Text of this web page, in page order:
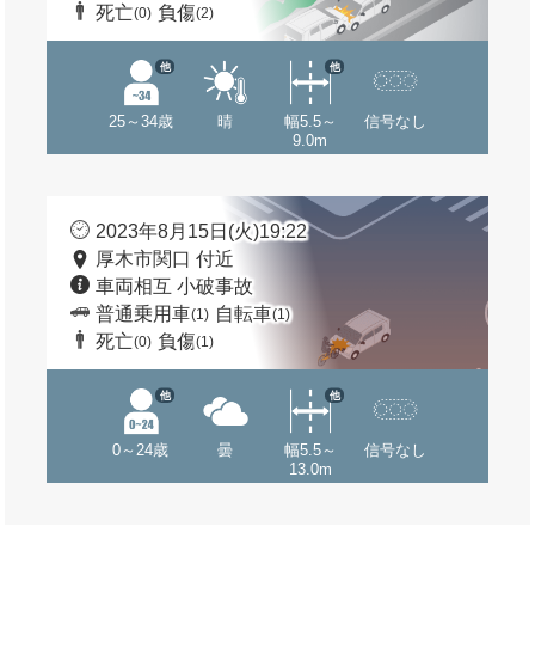
死亡(0) 負傷(2)
25～34歳
他
晴
幅5.5～
9.0m
他
信号なし
2023年8月15日(火)19:22
厚木市関口 付近
車両相互 小破事故
普通乗用車(1) 自転車(1)
死亡(0) 負傷(1)
0～24歳
他
曇
幅5.5～
13.0m
他
信号なし